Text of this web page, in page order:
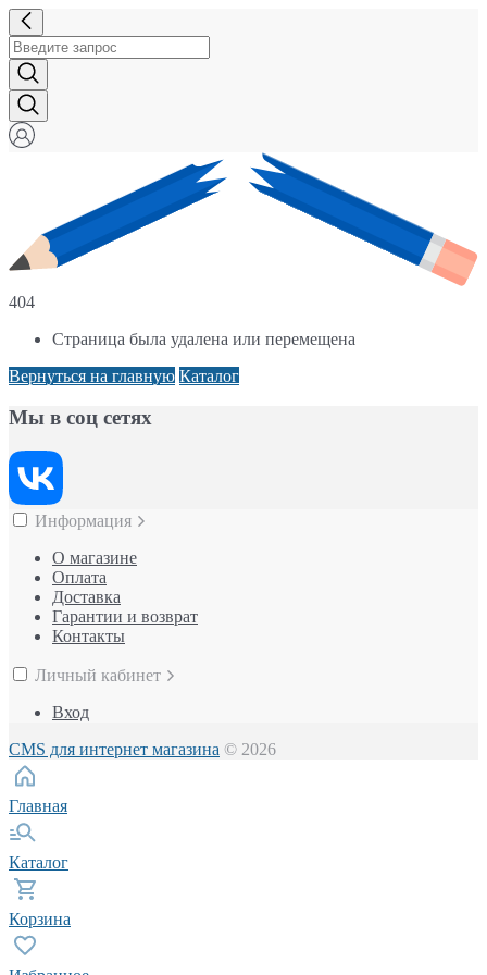
404
Страница была удалена или перемещена
Вернуться на главную Каталог
Мы в соц сетях
Информация
О магазине
Оплата
Доставка
Гарантии и возврат
Контакты
Личный кабинет
Вход
CMS для интернет магазина © 2026
Главная
Каталог
Корзина